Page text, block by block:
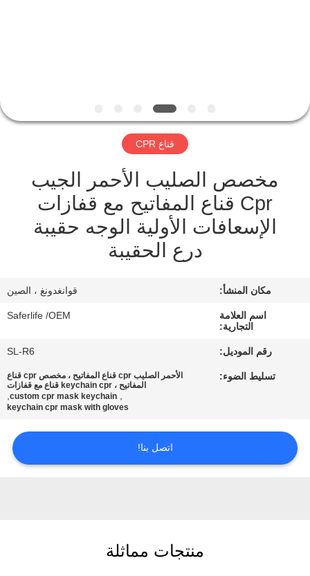
اتصل
أخبار
القضايا
اقتباس
الموقع
الخصوصية
قناع CPR
مخصص الصليب الأحمر الجيب
Cpr قناع المفاتيح مع قفازات
الإسعافات الأولية الوجه حقيبة
درع الحقيبة
مكان المنشأ: قوانغدونغ ، الصين
اسم العلامة
التجارية:
Saferlife /OEM
رقم الموديل: SL-R6
تسليط الضوء:
الأحمر الصليب cpr قناع المفاتيح ، مخصص cpr قناع
المفاتيح ، keychain cpr قناع مع قفازات
,
custom cpr mask keychain
,
keychain cpr mask with gloves
اتصل بنا!
منتجات مماثلة